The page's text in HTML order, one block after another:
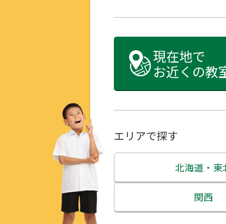
現在地で
お近くの教
エリアで探す
北海道・東
北海道
関西